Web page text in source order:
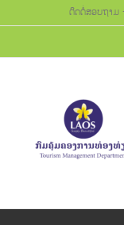
to
content
ຕິດຕໍ່ສອບຖາມ